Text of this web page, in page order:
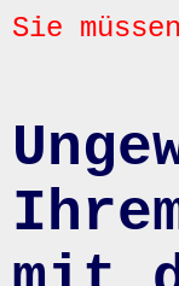
Sie